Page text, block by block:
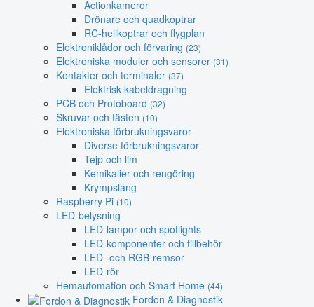
Actionkameror
Drönare och quadkoptrar
RC-helikoptrar och flygplan
Elektroniklådor och förvaring (23)
Elektroniska moduler och sensorer (31)
Kontakter och terminaler (37)
Elektrisk kabeldragning
PCB och Protoboard (32)
Skruvar och fästen (10)
Elektroniska förbrukningsvaror
Diverse förbrukningsvaror
Tejp och lim
Kemikalier och rengöring
Krympslang
Raspberry Pi (10)
LED-belysning
LED-lampor och spotlights
LED-komponenter och tillbehör
LED- och RGB-remsor
LED-rör
Hemautomation och Smart Home (44)
Fordon & Diagnostik